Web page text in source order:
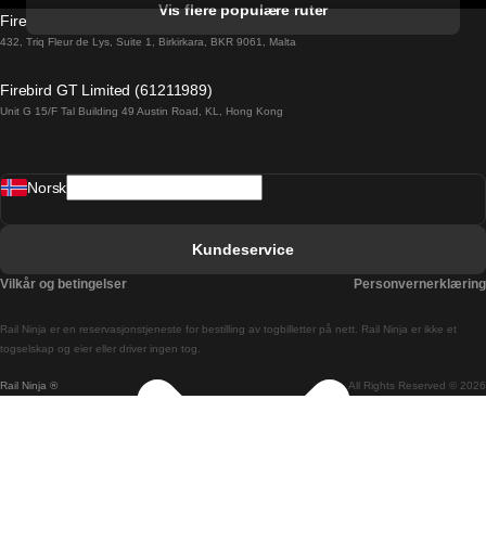
Barcelona Madrid Tog
Barcelona Sevilla Tog
Budapest Prague Tog
Vis flere populære ruter
Firebird GT Limited (OC 1451)
432, Triq Fleur de Lys, Suite 1, Birkirkara, BKR 9061, Malta
Firebird GT Limited (61211989)
Unit G 15/F Tal Building 49 Austin Road, KL, Hong Kong
Rail Ninja ® All Rights Reserved © 2026
Rail Ninja er en reservasjons­tjeneste for bestilling av togbilletter på nett. Rail Ninja er ikke et
togselskap og eier eller driver ingen tog.
Norsk
Kundeservice
Vilkår og betingelser Personvernerklæring